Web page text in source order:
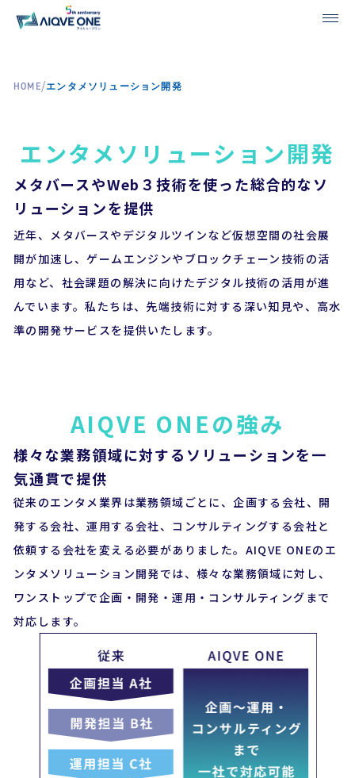
HOME/エンタメソリューション開発
エンタメソリューション開発
メタバースやWeb３技術を使った総合的なソ
リューションを提供
近年、メタバースやデジタルツインなど仮想空間の社会展
開が加速し、ゲームエンジンやブロックチェーン技術の活
用など、社会課題の解決に向けたデジタル技術の活用が進
んでいます。私たちは、先端技術に対する深い知見や、高水
準の開発サービスを提供いたします。
AIQVE ONEの強み
様々な業務領域に対するソリューションを一
気通貫で提供
従来のエンタメ業界は業務領域ごとに、企画する会社、開
発する会社、運用する会社、コンサルティングする会社と
依頼する会社を変える必要がありました。AIQVE ONEのエ
ンタメソリューション開発では、様々な業務領域に対し、
ワンストップで企画・開発・運用・コンサルティングまで
対応します。